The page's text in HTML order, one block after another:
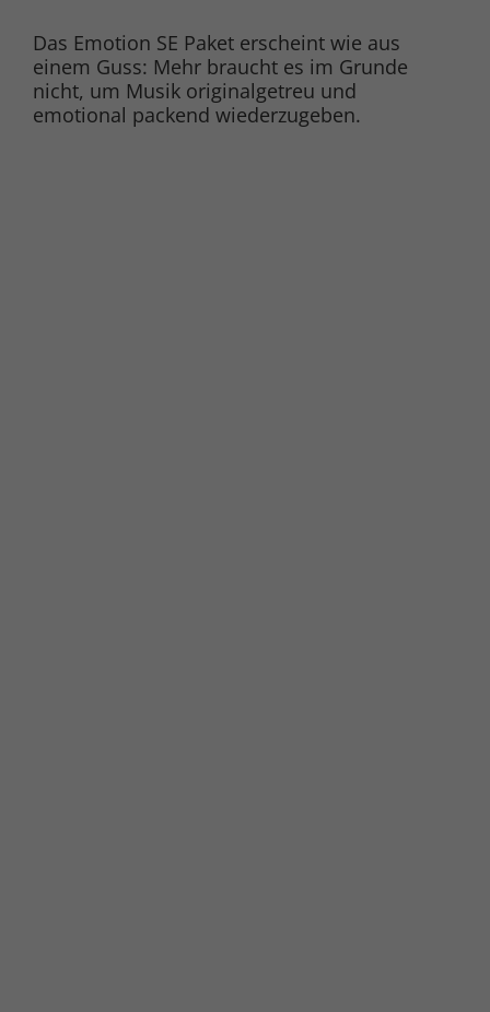
Das Emotion SE Paket erscheint wie aus
einem Guss: Mehr braucht es im Grunde
nicht, um Musik originalgetreu und
emotional packend wiederzugeben.